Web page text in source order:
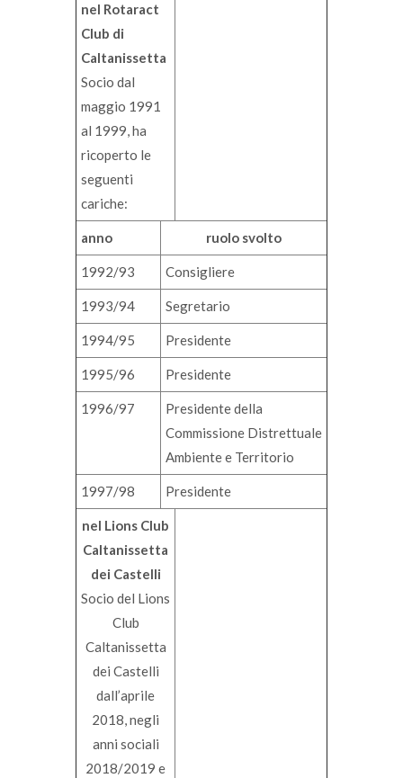
nel Rotaract
Club di
Caltanissetta
Socio dal
maggio 1991
al 1999, ha
ricoperto le
seguenti
cariche:
anno ruolo svolto
1992/93 Consigliere
1993/94 Segretario
1994/95 Presidente
1995/96 Presidente
1996/97
Presidente della
Commissione Distrettuale
Ambiente e Territorio
1997/98 Presidente
nel Lions Club
Caltanissetta
dei Castelli
Socio del Lions
Club
Caltanissetta
dei Castelli
dall’aprile
2018, negli
anni sociali
2018/2019 e